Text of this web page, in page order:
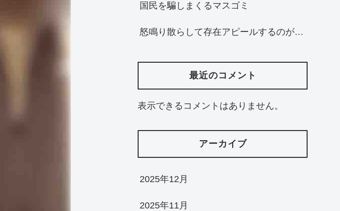
国民を騙しまくるマスゴミ
怒鳴り散らして存在アピールするのが…
最近のコメント
表示できるコメントはありません。
アーカイブ
2025年12月
2025年11月